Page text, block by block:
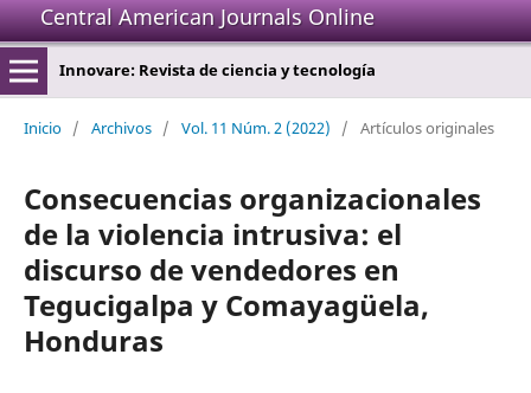
Central American Journals Online
Innovare: Revista de ciencia y tecnología
Inicio / Archivos / Vol. 11 Núm. 2 (2022) / Artículos originales
Consecuencias organizacionales
de la violencia intrusiva: el
discurso de vendedores en
Tegucigalpa y Comayagüela,
Honduras